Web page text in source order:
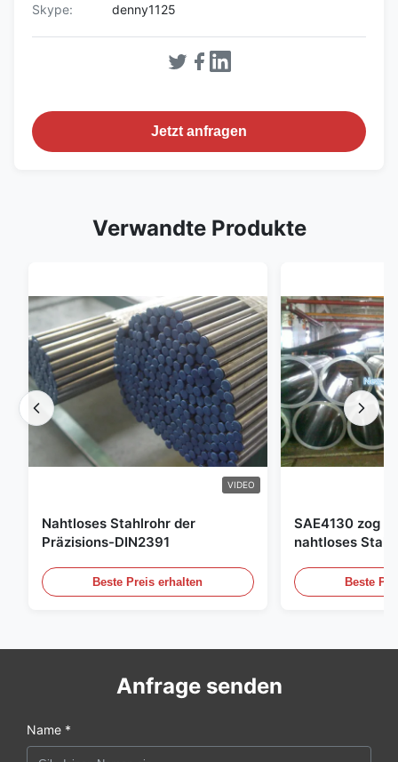
Skype:
denny1125
Jetzt anfragen
Verwandte Produkte
VIDEO
Nahtloses Stahlrohr der
Präzisions-DIN2391
Beste Preis erhalten
SAE4130 zog
nahtloses
Beste
Anfrage senden
Name *